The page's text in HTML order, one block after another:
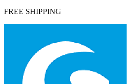
FREE SHIPPING